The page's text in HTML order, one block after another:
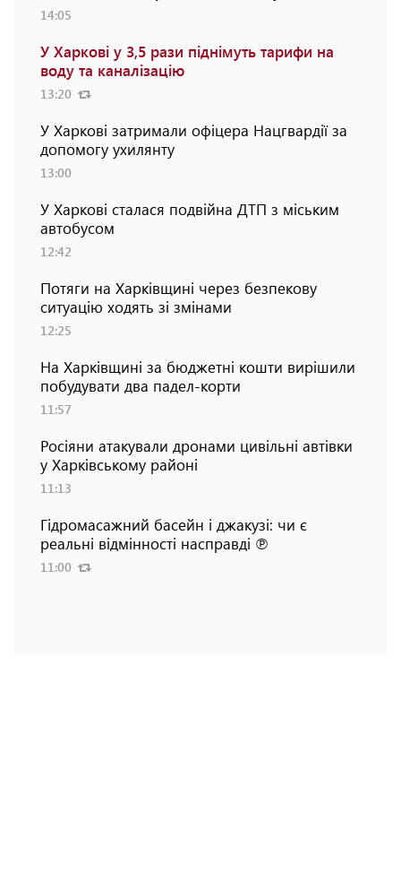
14:05
У Харкові у 3,5 рази піднімуть тарифи на
воду та каналізацію
13:20
У Харкові затримали офіцера Нацгвардії за
допомогу ухилянту
13:00
У Харкові сталася подвійна ДТП з міським
автобусом
12:42
Потяги на Харківщині через безпекову
ситуацію ходять зі змінами
12:25
На Харківщині за бюджетні кошти вирішили
побудувати два падел-корти
11:57
Росіяни атакували дронами цивільні автівки
у Харківському районі
11:13
Гідромасажний басейн і джакузі: чи є
реальні відмінності насправді ℗
11:00